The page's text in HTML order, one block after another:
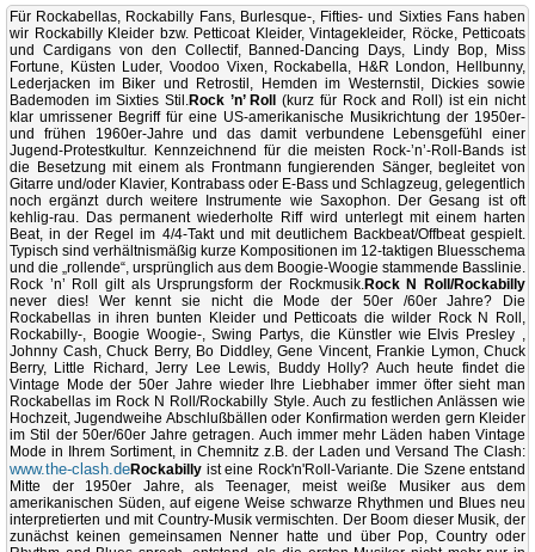
Für Rockabellas, Rockabilly Fans, Burlesque-, Fifties- und Sixties Fans haben
wir Rockabilly Kleider bzw. Petticoat Kleider, Vintagekleider, Röcke, Petticoats
und Cardigans von den Collectif, Banned-Dancing Days, Lindy Bop, Miss
Fortune, Küsten Luder, Voodoo Vixen, Rockabella, H&R London, Hellbunny,
Lederjacken im Biker und Retrostil, Hemden im Westernstil, Dickies sowie
Bademoden im Sixties Stil.Rock ’n’ Roll (kurz für Rock and Roll) ist ein nicht
klar umrissener Begriff für eine US-amerikanische Musikrichtung der 1950er-
und frühen 1960er-Jahre und das damit verbundene Lebensgefühl einer
Jugend-Protestkultur. Kennzeichnend für die meisten Rock-’n’-Roll-Bands ist
die Besetzung mit einem als Frontmann fungierenden Sänger, begleitet von
Gitarre und/oder Klavier, Kontrabass oder E-Bass und Schlagzeug, gelegentlich
noch ergänzt durch weitere Instrumente wie Saxophon. Der Gesang ist oft
kehlig-rau. Das permanent wiederholte Riff wird unterlegt mit einem harten
Beat, in der Regel im 4/4-Takt und mit deutlichem Backbeat/Offbeat gespielt.
Typisch sind verhältnismäßig kurze Kompositionen im 12-taktigen Bluesschema
und die „rollende“, ursprünglich aus dem Boogie-Woogie stammende Basslinie.
Rock ’n’ Roll gilt als Ursprungsform der Rockmusik. Rock N Roll/Rockabilly
never dies! Wer kennt sie nicht die Mode der 50er /60er Jahre? Die
Rockabellas in ihren bunten Kleider und Petticoats die wilder Rock N Roll,
Rockabilly-, Boogie Woogie-, Swing Partys, die Künstler wie Elvis Presley ,
Johnny Cash, Chuck Berry, Bo Diddley, Gene Vincent, Frankie Lymon, Chuck
Berry, Little Richard, Jerry Lee Lewis, Buddy Holly? Auch heute findet die
Vintage Mode der 50er Jahre wieder Ihre Liebhaber immer öfter sieht man
Rockabellas im Rock N Roll/Rockabilly Style. Auch zu festlichen Anlässen wie
Hochzeit, Jugendweihe Abschlußbällen oder Konfirmation werden gern Kleider
im Stil der 50er/60er Jahre getragen. Auch immer mehr Läden haben Vintage
Mode in Ihrem Sortiment, in Chemnitz z.B. der Laden und Versand The Clash:
www.the-clash.deRockabilly ist eine Rock'n'Roll-Variante. Die Szene entstand
Mitte der 1950er Jahre, als Teenager, meist weiße Musiker aus dem
amerikanischen Süden, auf eigene Weise schwarze Rhythmen und Blues neu
interpretierten und mit Country-Musik vermischten. Der Boom dieser Musik, der
zunächst keinen gemeinsamen Nenner hatte und über Pop, Country oder